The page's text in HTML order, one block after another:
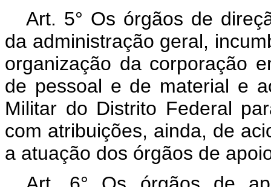
Art. 5° Os órgãos de
da administração geral,
organização da corporação
de pessoal e de material e
Militar do Distrito Federal
com atribuições, ainda, de
a atuação dos órgãos de